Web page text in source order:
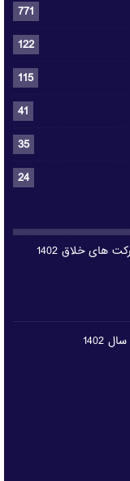
771
122
115
41
35
24
مجوز جذب نیرو امریه توسط شرکت های خلاق 1402
1402